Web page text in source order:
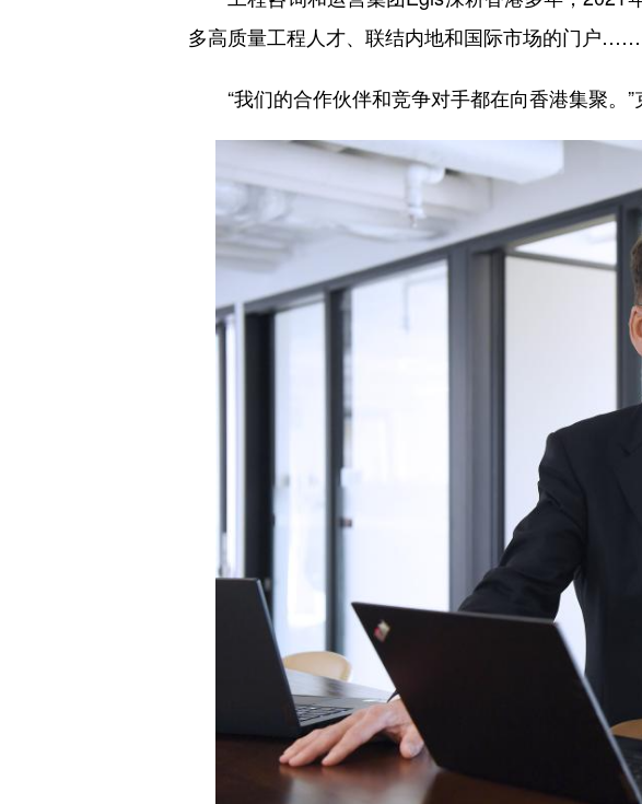
多高质量工程人才、联结内地和国际市场的门户……
“我们的合作伙伴和竞争对手都在向香港集聚。”